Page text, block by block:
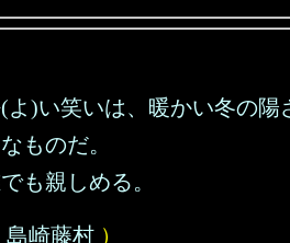
よ)い笑いは、暖かい冬の陽
ものだ。
も親しめる。
島崎藤村 ）